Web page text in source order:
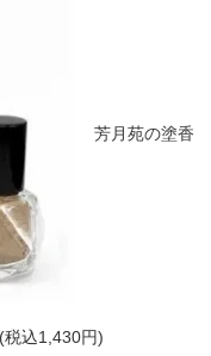
芳月苑の塗香
税込1,430円)